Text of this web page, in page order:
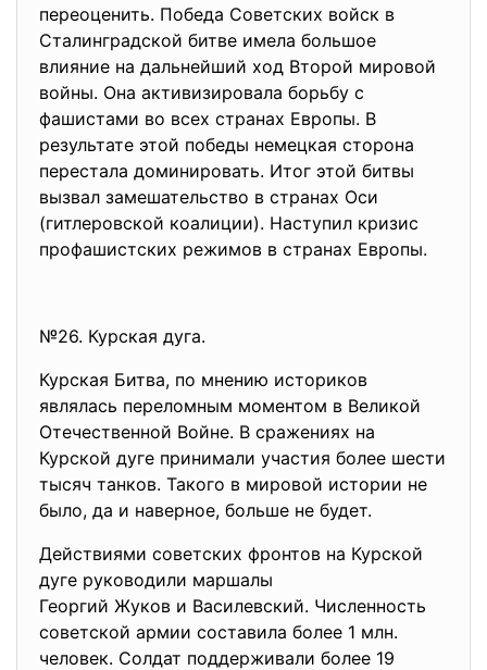
переоценить. Победа Советских войск в
Сталинградской битве имела большое
влияние на дальнейший ход Второй мировой
войны. Она активизировала борьбу с
фашистами во всех странах Европы. В
результате этой победы немецкая сторона
перестала доминировать. Итог этой битвы
вызвал замешательство в странах Оси
(гитлеровской коалиции). Наступил кризис
профашистских режимов в странах Европы.
№26. Курская дуга.
Курская Битва, по мнению историков
являлась переломным моментом в Великой
Отечественной Войне. В сражениях на
Курской дуге принимали участия более шести
тысяч танков. Такого в мировой истории не
было, да и наверное, больше не будет.
Действиями советских фронтов на Курской
дуге руководили маршалы
Георгий Жуков и Василевский. Численность
советской армии составила более 1 млн.
человек. Солдат поддерживали более 19